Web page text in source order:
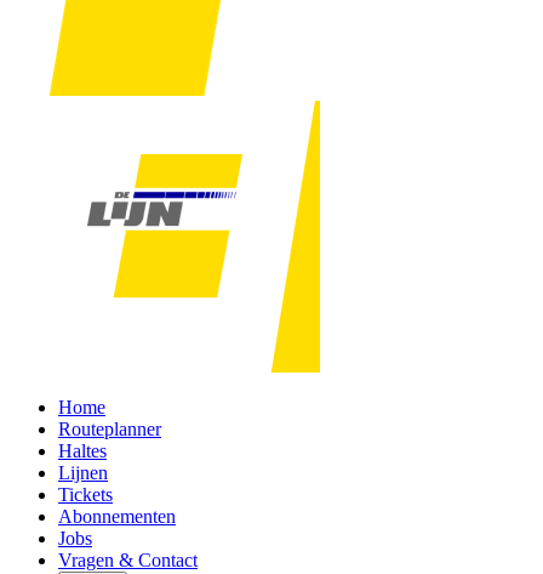
Home
Routeplanner
Haltes
Lijnen
Tickets
Abonnementen
Jobs
Vragen & Contact